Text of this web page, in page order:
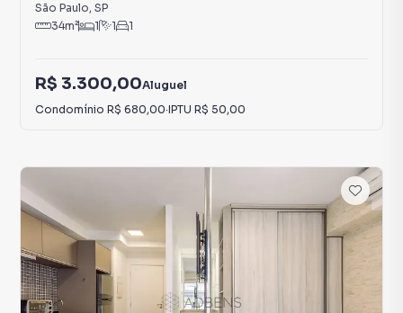
São Paulo, SP
34m² 1 1 1
R$ 3.300,00Aluguel
Condomínio R$ 680,00·IPTU R$ 50,00